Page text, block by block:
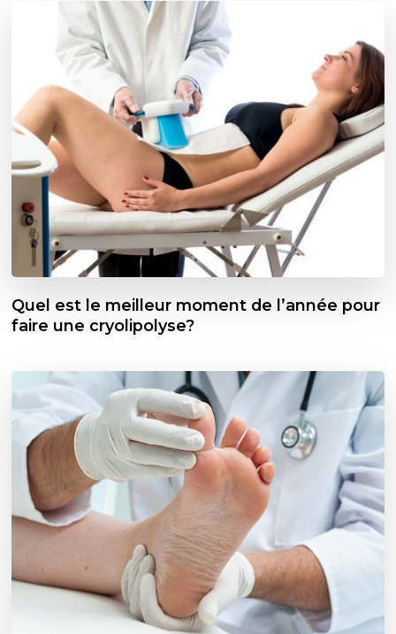
Quel est le meilleur moment de l’année pour
faire une cryolipolyse?